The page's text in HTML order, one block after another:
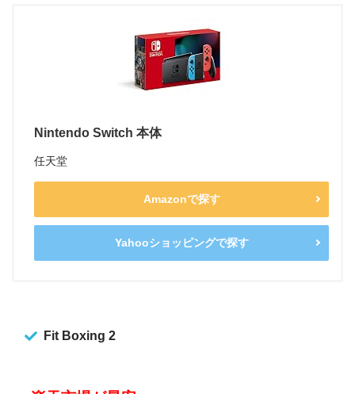
Nintendo Switch 本体
任天堂
Amazonで探す
Yahooショッピングで探す
Fit Boxing 2